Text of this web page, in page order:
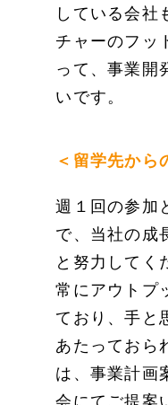
している会社
チャーのフッ
って、事業開
いです。
＜留学先から
週１回の参加
で、当社の成
と努力してく
常にアウトプ
ており、手と
あたっておら
は、事業計画